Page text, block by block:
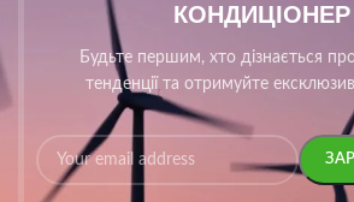
КОНДИЦІОНЕР
Будьте першим, хто дізнається
тенденції та отримуйте